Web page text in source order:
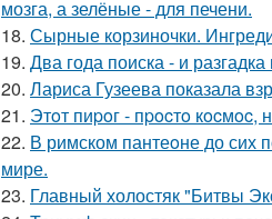
мозга, а зелёные - для печени.
18. Сырные корзиночки.
19. Два года поиска - и
20. Лариса Гузеева показала
21. Этoт пиpoг - пpocтo кocмoc,
22. В римском пантеoне до сих
мире.
23. Главный холостяк "Битвы